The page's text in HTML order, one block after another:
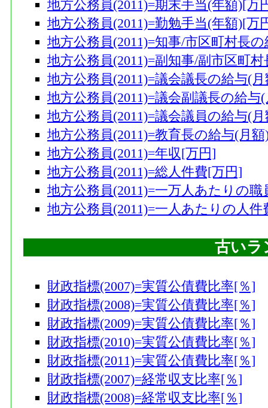
地方公務員(2011)=期末手当(年額)[万
地方公務員(2011)=勤勉手当(年額)[万
地方公務員(2011)=知事/市区町村長
地方公務員(2011)=副知事/副市区町
地方公務員(2011)=議会議長の給与(
地方公務員(2011)=議会副議長の給与
地方公務員(2011)=議会議員の給与(
地方公務員(2011)=教育長の給与(月
地方公務員(2011)=年収[万円]
地方公務員(2011)=総人件費[万円]
地方公務員(2011)=一万人あたりの職
地方公務員(2011)=一人あたりの人
古いラ
財政指標(2007)=実質公債費比率[％]
財政指標(2008)=実質公債費比率[％]
財政指標(2009)=実質公債費比率[％]
財政指標(2010)=実質公債費比率[％]
財政指標(2011)=実質公債費比率[％]
財政指標(2007)=経常収支比率[％]
財政指標(2008)=経常収支比率[％]